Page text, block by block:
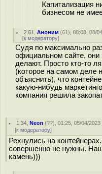
Капитализация
бизнесом не
2.61 ,Аноним (61), 08:08, 08/
[к модератору]
Судя по максимально
официальном сайте, они
делают. Просто кто-то
(которое на самом деле
объяснить), что
какую-нибудь
компания решила
1.34 ,Neon (??), 01:25, 05/04/2023
[к модератору]
Рехнулись на
совершенно не нужны.
камень)))